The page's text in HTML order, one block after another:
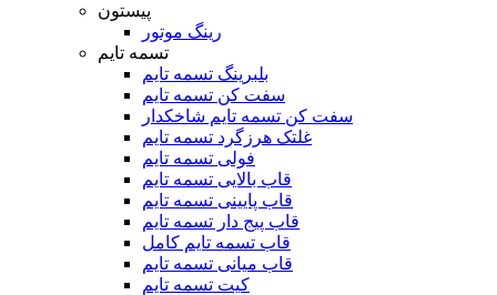
پیستون
رینگ موتور
تسمه تایم
بلبرینگ تسمه تایم
سفت کن تسمه تایم
سفت کن تسمه تایم شاخکدار
غلتک هرزگرد تسمه تایم
فولی تسمه تایم
قاب بالایی تسمه تایم
قاب پایینی تسمه تایم
قاب پیج دار تسمه تایم
قاب تسمه تایم کامل
قاب میانی تسمه تایم
کیت تسمه تایم